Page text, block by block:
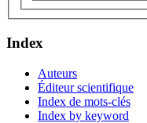
Index
Auteurs
Éditeur scientifique
Index de mots-clés
Index by keyword